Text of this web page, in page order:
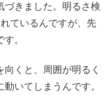
づきました。明るさ検
ているんですが、先
。
くと、周囲が明るく
いてしまうんです。